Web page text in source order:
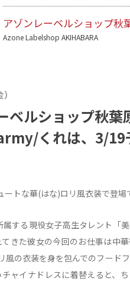
アゾンレーベルショップ秋
Azone Labelshop AKIHABARA
ベルショップ秋
くれは、3/19
ートな華(はな)ロリ風衣装で登場
する現役女子高生タレント「美
きた彼女の今回のお仕事は中
風の衣装を身を包んでのフード
ャイナドレスに着替えると、